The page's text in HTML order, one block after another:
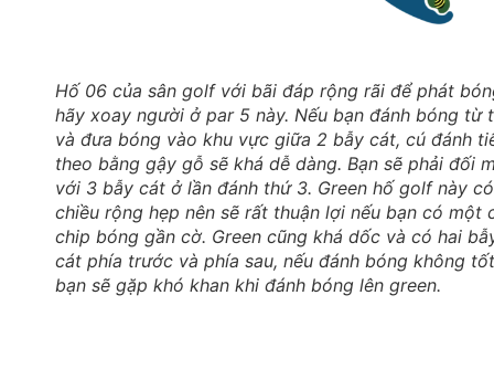
Hố 06 của sân golf với bãi đáp rộng rãi để phát
hãy xoay người ở par 5 này. Nếu bạn đánh bóng từ
và đưa bóng vào khu vực giữa 2 bẫy cát, cú đánh
theo bằng gậy gỗ sẽ khá dễ dàng. Bạn sẽ phải đối
với 3 bẫy cát ở lần đánh thứ 3. Green hố golf này có
chiều rộng hẹp nên sẽ rất thuận lợi nếu bạn có một
chip bóng gần cờ. Green cũng khá dốc và có hai
cát phía trước và phía sau, nếu đánh bóng không
bạn sẽ gặp khó khan khi đánh bóng lên green.